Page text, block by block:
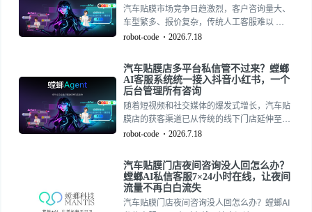
汽车贴膜市场竞争日趋激烈，客户咨询量大、
车型繁多、报价复杂，传统人工客服难以 …
robot-code 2026.7.18
汽车贴膜店多平台私信管不过来？螳螂
AI客服系统统一接入抖音小红书，一个
后台管理所有咨询
随着短视频和社交媒体的爆发式增长，汽车贴
膜店的获客渠道已从传统的线下门店延伸至抖
音、小红书、微信等多个平台。然而，多平台
陷入”消息回不过来、客户流失严重”的困境。
螳螂AI客服系统的出现，正在帮助汽车后市场
商家实现多平台私信的统一管理，让每一条咨
询都不再被遗漏。
robot-code 2026.7.18
汽车贴膜门店夜间咨询没人回怎么办？
螳螂AI私信客服7×24小时在线，让夜间
流量不再白白流失
汽车贴膜门店夜间咨询没人回怎么办？螳螂AI